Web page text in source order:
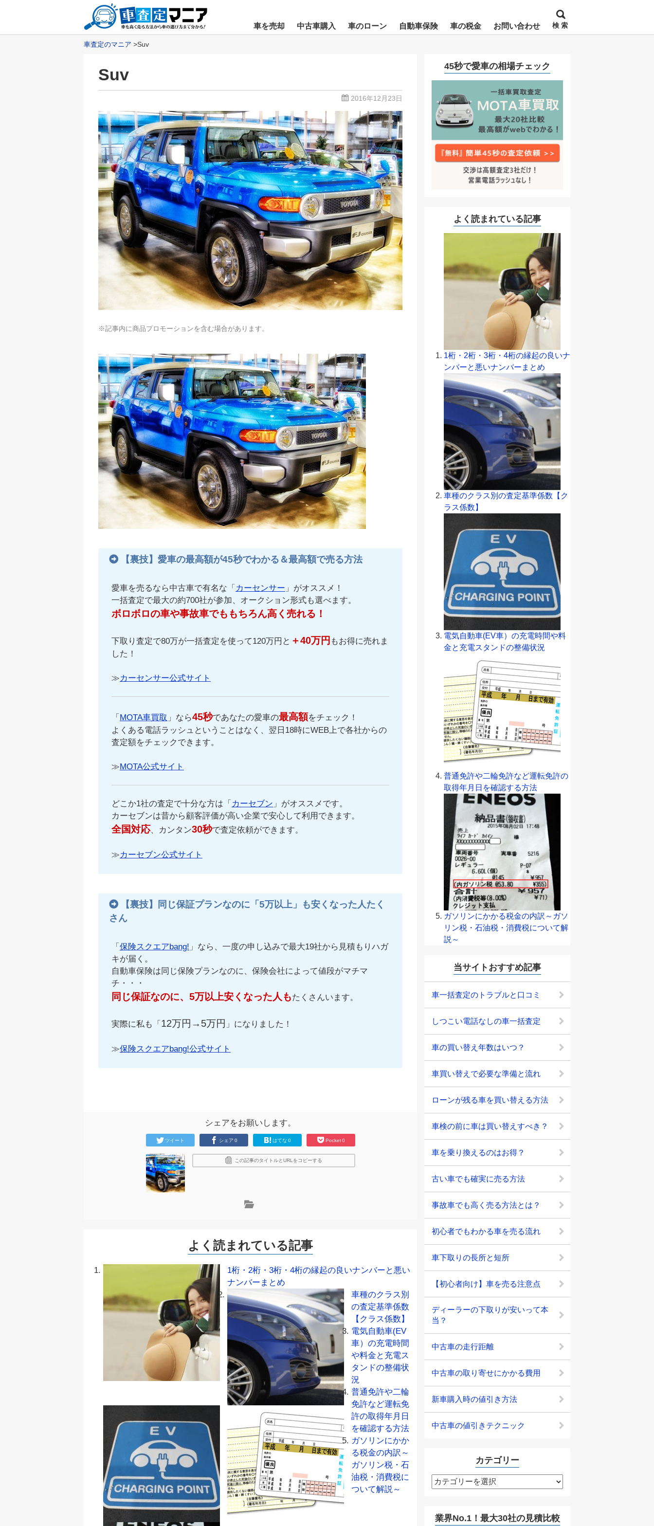
車を売却 中古車購入 車のローン 自動車保険 車の税金 お問い合わせ 検 索
車査定のマニア Suv
Suv
2016年12月23日
※記事内に商品プロモーションを含む場合があります。
【裏技】愛車の最高額が45秒でわかる＆最高額で売る方法
愛車を売るなら中古車で有名な「 カーセンサー 」がオススメ！
一括査定で最大の約700社が参加、オークション形式も選べます。
ボロボロの車や事故車でももちろん高く売れる！
下取り査定で80万が一括査定を使って120万円と ＋40万円 もお得に売れま
した！
≫カーセンサー公式サイト
「 MOTA車買取 」なら45秒であなたの愛車の最高額をチェック！
よくある電話ラッシュということはなく、翌日18時にWEB上で各社からの
査定額をチェックできます。
≫MOTA公式サイト
どこか1社の査定で十分な方は「 カーセブン 」がオススメです。
カーセブンは昔から顧客評価が高い企業で安心して利用できます。
全国対応、カンタン30秒で査定依頼ができます。
≫カーセブン公式サイト
【裏技】同じ保証プランなのに「5万以上」も安くなった人たく
さん
「 保険スクエアbang! 」なら、一度の申し込みで最大19社から見積もりハガ
キが届く。
自動車保険は同じ保険プランなのに、保険会社によって値段がマチマ
チ・・・
同じ保証なのに、5万以上安くなった人もたくさんいます。
実際に私も「 12万円→5万円 」になりました！
≫保険スクエアbang!公式サイト
シェアをお願いします。
ツイート シェア 0 はてな 0 Pocket 0
この記事のタイトルとURLをコピーする
よく読まれている記事
1桁・2桁・3桁・4桁の縁起の良いナンバーと悪い
ナンバーまとめ
車種のクラス別
の査定基準係数
【クラス係数】
電気自動車(EV
車）の充電時間
や料金と充電ス
タンドの整備状
況
普通免許や二輪
免許など運転免
許の取得年月日
を確認する方法
ガソリンにかか
る税金の内訳～
ガソリン税・石
油税・消費税に
ついて解説～
45秒で愛車の相場チェック
よく読まれている記事
1桁・2桁・3桁・4桁の縁起の良いナ
ンバーと悪いナンバーまとめ
車種のクラス別の査定基準係数【ク
ラス係数】
電気自動車(EV車）の充電時間や料
金と充電スタンドの整備状況
普通免許や二輪免許など運転免許の
取得年月日を確認する方法
ガソリンにかかる税金の内訳～ガソ
リン税・石油税・消費税について解
説～
当サイトおすすめ記事
車一括査定のトラブルと口コミ
しつこい電話なしの車一括査定
車の買い替え年数はいつ？
車買い替えで必要な準備と流れ
ローンが残る車を買い替える方法
車検の前に車は買い替えすべき？
車を乗り換えるのはお得？
古い車でも確実に売る方法
事故車でも高く売る方法とは？
初心者でもわかる車を売る流れ
車下取りの長所と短所
【初心者向け】車を売る注意点
ディーラーの下取りが安いって本
当？
中古車の走行距離
中古車の取り寄せにかかる費用
新車購入時の値引き方法
中古車の値引きテクニック
カテゴリー
カ
テ
リ
業界No.1！最大30社の見積比較